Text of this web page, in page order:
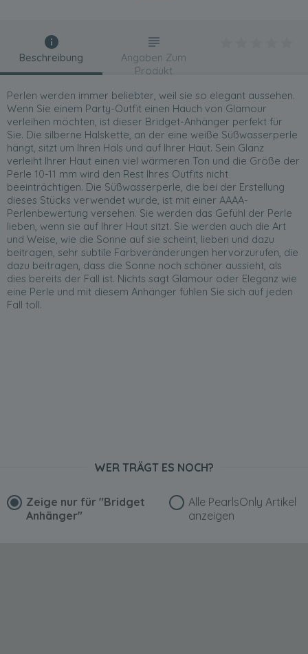
Beschreibung
Perlen werden immer beliebter, weil sie so elegant aussehen.
Wenn Sie einem Party-Outfit einen Hauch von Glamour
verleihen möchten, ist dieser Bridget-Anhänger perfekt für
Sie. Die silberne Halskette, an der eine weiße Süßwasserperle
hängt, sitzt um Ihren Hals und auf Ihrer Haut. Sein Glanz
verleiht Ihrer Haut einen viel wärmeren Ton und die Größe der
Perle 10-11 mm wird den Rest Ihres Outfits nicht
beeinträchtigen. Die Süßwasserperle, die bei der Erstellung
dieses Stücks verwendet wurde, ist mit einer AAAA-
Perlenbewertung versehen. Sie werden das Gefühl der Perle
lieben, wenn sie auf Ihrer Haut sitzt. Sie werden auch die Art
und Weise, wie die Sonne auf sie scheint, lieben und dazu
beitragen, sehr subtile Farbveränderungen hervorzurufen, die
dazu beitragen, dass die Sonne noch schöner aussieht, als
dies bereits der Fall ist. Nichts sagt Glamour oder Eleganz wie
eine Perle und mit diesem Anhänger fühlen Sie sich auf jeden
Fall toll.
Angaben Zum
Produkt
WER TRÄGT ES NOCH?
Zeige nur für "Bridget
Anhänger"
Alle PearlsOnly Artikel
anzeigen